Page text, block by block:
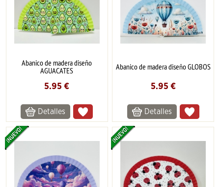
Abanico de madera diseño
AGUACATES
5.95 €
Detalles
Abanico de madera diseño GLOBOS
5.95 €
Detalles